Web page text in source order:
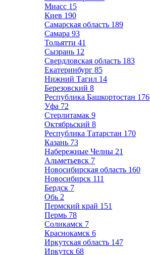
Миасс 15
Киев 190
Самарская область 189
Самара 93
Тольятти 41
Сызрань 12
Свердловская область 183
Екатеринбург 85
Нижний Тагил 14
Березовский 8
Республика Башкортостан 176
Уфа 72
Стерлитамак 9
Октябрьский 8
Республика Татарстан 170
Казань 73
Набережные Челны 21
Альметьевск 7
Новосибирская область 160
Новосибирск 111
Бердск 7
Обь 2
Пермский край 151
Пермь 78
Соликамск 7
Краснокамск 6
Иркутская область 147
Иркутск 68